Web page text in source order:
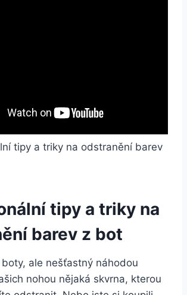
tipy a triky na⁣
​barev z bot
ale nešťastný náhodou
nohou nějaká ⁢skvrna, kterou